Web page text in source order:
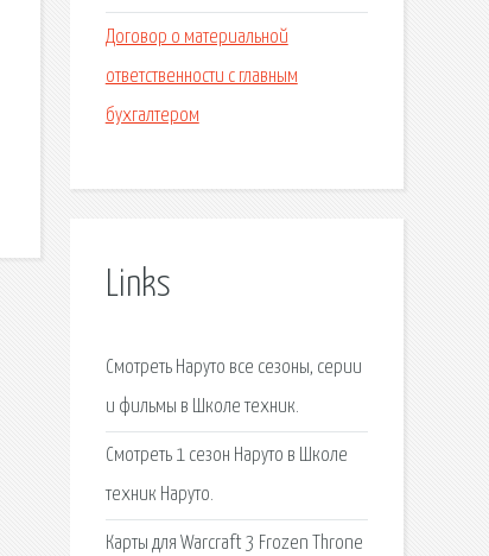
Договор о материальной
ответственности с главным
бухгалтером
Links
Смотреть Наруто все сезоны, серии
и фильмы в Школе техник.
Смотреть 1 сезон Наруто в Школе
техник Наруто.
Карты для Warcraft 3 Frozen Throne